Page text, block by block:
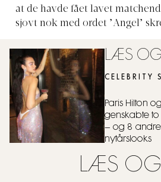
at de havde fået lavet
sjovt nok med ordet ’Angel’
LÆS
CELEBRITY
Paris Hilton
genskabte to
– og 8 andre
nytårslooks
LÆS